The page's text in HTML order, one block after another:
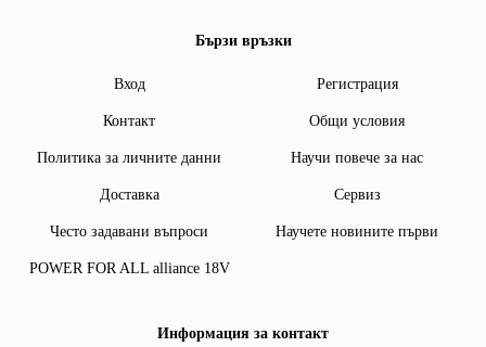
Бързи връзки
Вход Регистрация
Контакт Общи условия
Политика за личните данни Научи повече за нас
Доставка Сервиз
Често задавани въпроси Научете новините първи
POWER FOR ALL alliance 18V
Информация за контакт